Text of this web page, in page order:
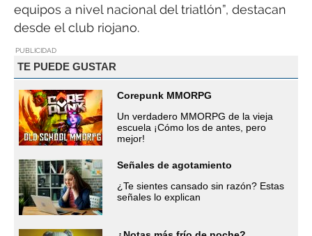
equipos a nivel nacional del triatlón”, destacan
desde el club riojano.
PUBLICIDAD
TE PUEDE GUSTAR
Corepunk MMORPG
Un verdadero MMORPG de la vieja
escuela ¡Cómo los de antes, pero
mejor!
Señales de agotamiento
¿Te sientes cansado sin razón? Estas
señales lo explican